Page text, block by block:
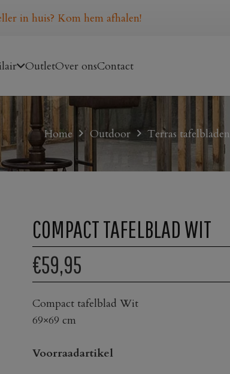
in huis? Kom hem afhalen!
OutletOver onsContact
Home Outdoor Terras tafelbladen
COMPACT TAFELBLAD WIT
€59,95
Compact tafelblad Wit
69×69 cm
Voorraadartikel